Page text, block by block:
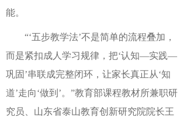
能。
“‘五步教学法’不是简单的流程叠加，
而是紧扣成人学习规律，把‘认知—实践—
巩固’串联成完整闭环，让家长真正从‘知
道’走向‘做到’。”教育部课程教材所兼职研
究员、山东省泰山教育创新研究院院长王